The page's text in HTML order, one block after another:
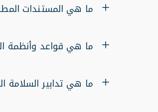
ما هي المستندات
ما هي قواعد وأنظمة
ما هي تدابير السلامة